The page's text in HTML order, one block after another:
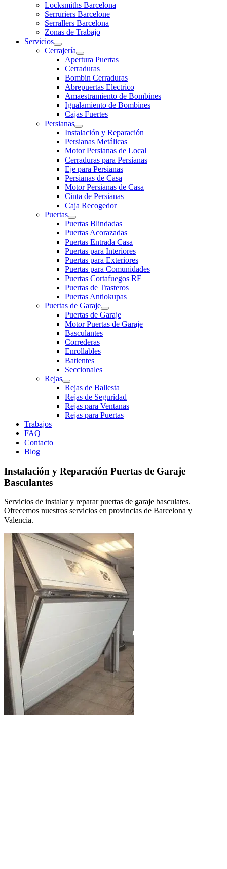
Locksmiths Barcelona
Serruriers Barcelone
Serrallers Barcelona
Zonas de Trabajo
Servicios
Cerrajería
Apertura Puertas
Cerraduras
Bombin Cerraduras
Abrepuertas Electrico
Amaestramiento de Bombines
Igualamiento de Bombines
Cajas Fuertes
Persianas
Instalación y Reparación
Persianas Metálicas
Motor Persianas de Local
Cerraduras para Persianas
Eje para Persianas
Persianas de Casa
Motor Persianas de Casa
Cinta de Persianas
Caja Recogedor
Puertas
Puertas Blindadas
Puertas Acorazadas
Puertas Entrada Casa
Puertas para Interiores
Puertas para Exteriores
Puertas para Comunidades
Puertas Cortafuegos RF
Puertas de Trasteros
Puertas Antiokupas
Puertas de Garaje
Puertas de Garaje
Motor Puertas de Garaje
Basculantes
Correderas
Enrollables
Batientes
Seccionales
Rejas
Rejas de Ballesta
Rejas de Seguridad
Rejas para Ventanas
Rejas para Puertas
Trabajos
FAQ
Contacto
Blog
Instalación y Reparación Puertas de Garaje
Basculantes
Servicios de instalar y reparar puertas de garaje basculates.
Ofrecemos nuestros servicios en provincias de Barcelona y
Valencia.